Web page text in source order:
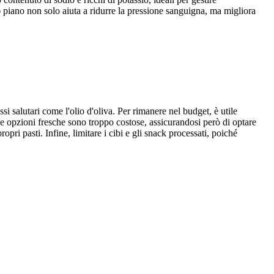
non solo aiuta a ridurre la pressione sanguigna, ma migliora
salutari come l'olio d'oliva. Per rimanere nel budget, è utile
fresche sono troppo costose, assicurandosi però di optare
pasti. Infine, limitare i cibi e gli snack processati, poiché